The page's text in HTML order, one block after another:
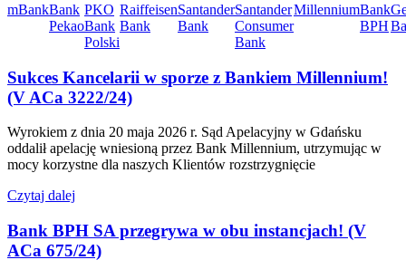
mBankBank
Pekao
PKO
Bank
Polski
Raiffeisen
Bank
Santander
Bank
Santander
Consumer
Bank
MillenniumBank
BPH
Sukces Kancelarii w sporze z Bankiem Millennium!
(V ACa 3222/24)
Wyrokiem z dnia 20 maja 2026 r. Sąd Apelacyjny w Gdańsku
oddalił apelację wniesioną przez Bank Millennium, utrzymując w
mocy korzystne dla naszych Klientów rozstrzygnięcie
Czytaj dalej
Bank BPH SA przegrywa w obu instancjach! (V
ACa 675/24)